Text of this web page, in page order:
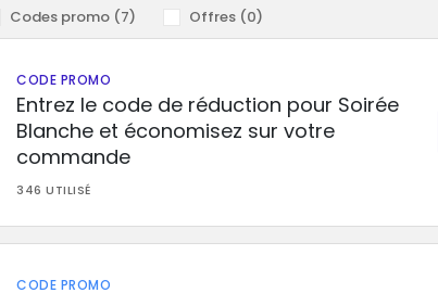
Codes promo (7) Offres (0)
CODE PROMO
Entrez le code de réduction pour Soirée
Blanche et économisez sur votre
commande
346 UTILISÉ
CODE PROMO